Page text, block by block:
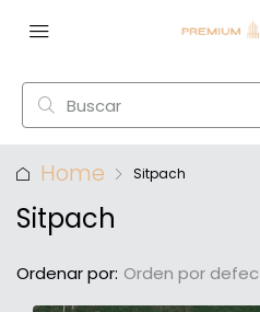
Home Sitpach
Sitpach
Ordenar por: Orden por